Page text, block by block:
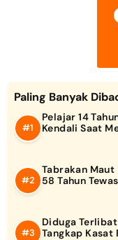
Paling Banyak
Pelajar 14
Kendali Saat
Tabrakan Maut
58 Tahun
Diduga
Tangkap Kasat